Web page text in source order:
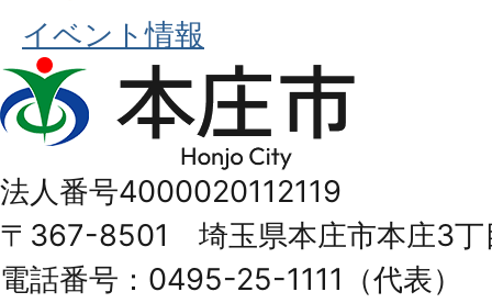
イベント情報
本
庄
Honjo
City
法人番号4000020112119
〒367-8501 埼玉県本庄市本庄3丁
電話番号：0495-25-1111（代表）